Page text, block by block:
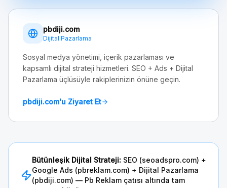
pbdiji.com
Dijital Pazarlama
Sosyal medya yönetimi, içerik pazarlaması ve
kapsamlı dijital strateji hizmetleri. SEO + Ads + Dijital
Pazarlama üçlüsüyle rakiplerinizin önüne geçin.
pbdiji.com'u Ziyaret Et
Bütünleşik Dijital Strateji: SEO (seoadspro.com) +
Google Ads (pbreklam.com) + Dijital Pazarlama
(pbdiji.com) — Pb Reklam çatısı altında tam